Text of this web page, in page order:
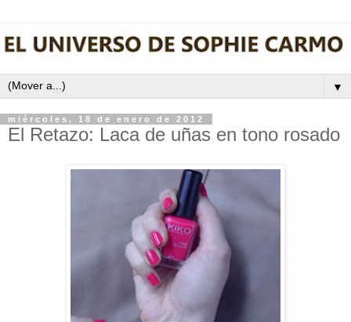
▼
miércoles, 18 de enero de 2012
El Retazo: Laca de uñas en tono rosado